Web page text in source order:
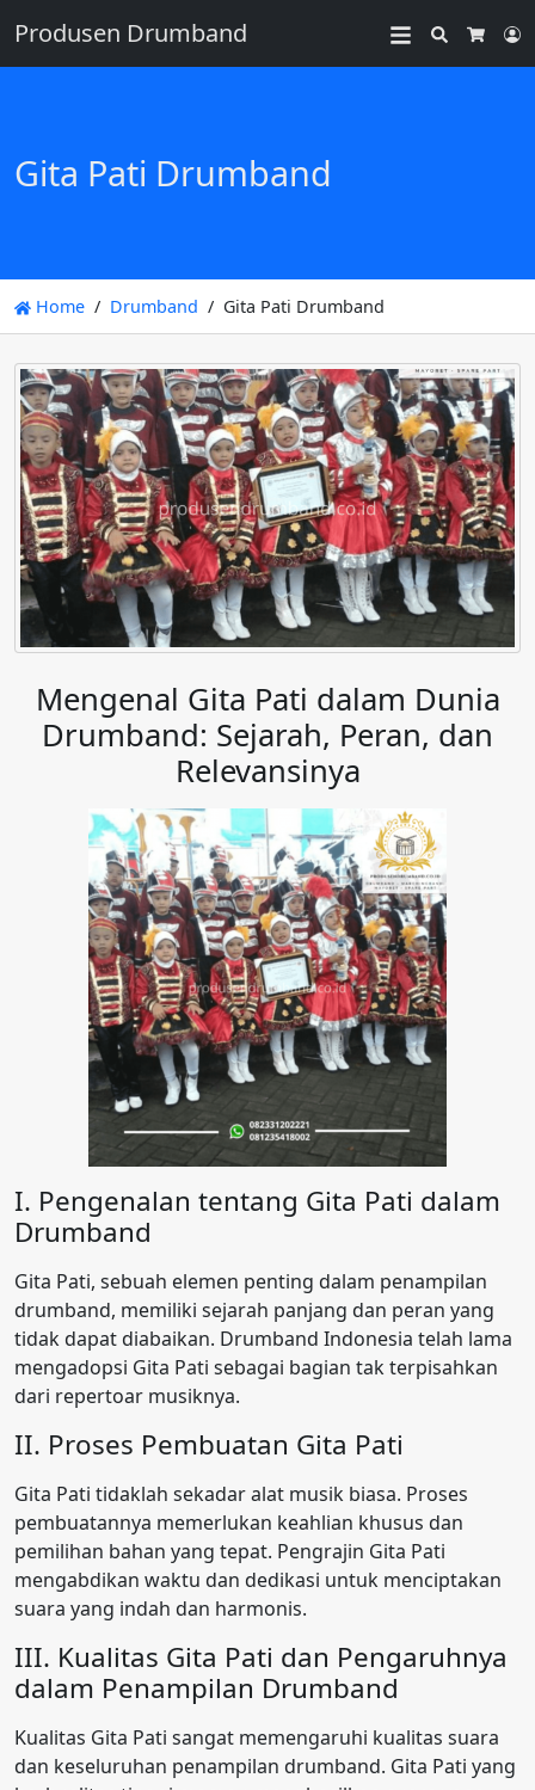
Produsen Drumband
Search
Gita Pati Drumband
Home Drumband Gita Pati Drumband
Mengenal Gita Pati dalam Dunia
Drumband: Sejarah, Peran, dan
Relevansinya
I. Pengenalan tentang Gita Pati dalam
Drumband
Gita Pati, sebuah elemen penting dalam penampilan
drumband, memiliki sejarah panjang dan peran yang
tidak dapat diabaikan. Drumband Indonesia telah lama
mengadopsi Gita Pati sebagai bagian tak terpisahkan
dari repertoar musiknya.
II. Proses Pembuatan Gita Pati
Gita Pati tidaklah sekadar alat musik biasa. Proses
pembuatannya memerlukan keahlian khusus dan
pemilihan bahan yang tepat. Pengrajin Gita Pati
mengabdikan waktu dan dedikasi untuk menciptakan
suara yang indah dan harmonis.
III. Kualitas Gita Pati dan Pengaruhnya
dalam Penampilan Drumband
Kualitas Gita Pati sangat memengaruhi kualitas suara
dan keseluruhan penampilan drumband. Gita Pati yang